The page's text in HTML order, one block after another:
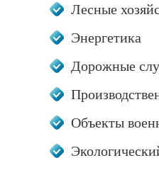
Лесные
Энергетика
Дорожные
Объекты